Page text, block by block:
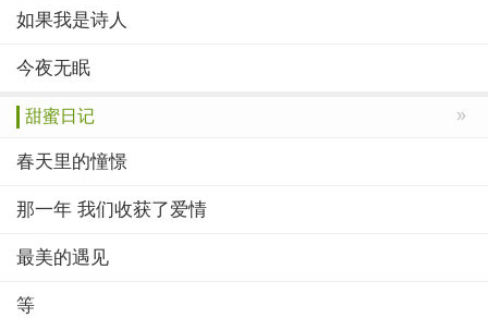
如果我是诗人
今夜无眠
甜蜜日记 »
春天里的憧憬
那一年 我们收获了爱情
最美的遇见
等